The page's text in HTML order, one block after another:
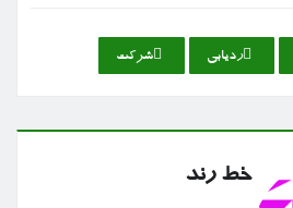
ردیابی شركت
خط رند